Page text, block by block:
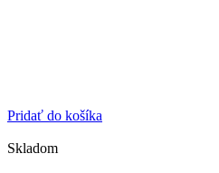
Pridať do košíka
Skladom